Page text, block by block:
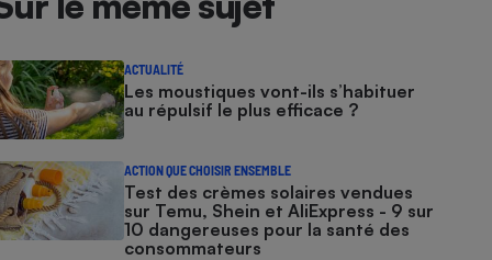
ACTUALITÉ
Les moustiques vont-ils s’habituer
au répulsif le plus efficace ?
ACTION QUE CHOISIR ENSEMBLE
Test des crèmes solaires vendues
sur Temu, Shein et AliExpress - 9 sur
10 dangereuses pour la santé des
consommateurs